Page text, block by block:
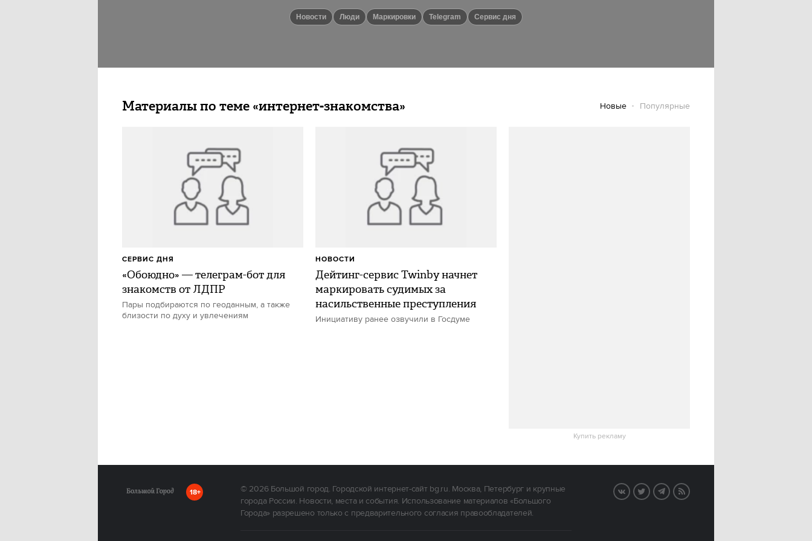
новости люди маркировки telegram Сервис дня
Материалы по теме «интернет-знакомства» Новые Популярные
Купить рекламу
«Обоюдно» — телеграм-бот для
знакомств от ЛДПР
Пары подбираются по геоданным, а также
близости по духу и увлечениям
СЕРВИС ДНЯ
Дейтинг-сервис Twinby начнет
маркировать судимых за
насильственные преступления
Инициативу ранее озвучили в Госдуме
НОВОСТИ
18+ © 2026Большой город. Городской интернет-сайт bg.ru. Москва, Петербург и крупные
города России. Новости, места и события. Использование материалов «Большого
Города» разрешено только с предварительного согласия правообладателей.
VK TwitterTelegram
RSS